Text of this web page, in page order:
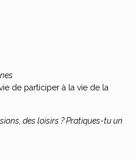
de participer à la vie de la
des loisirs ? Pratiques-tu un